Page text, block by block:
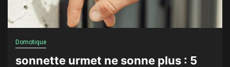
Domotique
sonnette urmet ne sonne plus : 5